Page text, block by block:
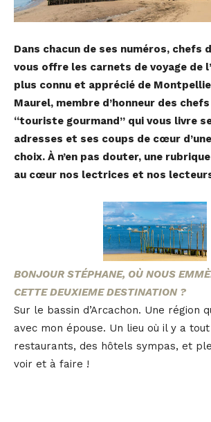
Dans chacun de ses numéros, chefs
vous offre les carnets de voyage de
plus connu et apprécié de
Maurel, membre d’honneur des chefs
“touriste gourmand” qui vous livre
adresses et ses coups de cœur
choix. À n’en pas douter, une
au cœur nos lectrices et nos
BONJOUR STÉPHANE, OÙ NOUS
CETTE DEUXIEME DESTINATION ?
Sur le bassin d’Arcachon. Une région
avec mon épouse. Un lieu où il y a
restaurants, des hôtels sympas, et
voir et à faire !